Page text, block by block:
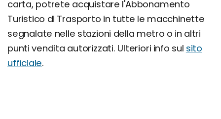
carta, potrete acquistare l'Abbonamento
Turistico di Trasporto in tutte le macchinette
segnalate nelle stazioni della metro o in altri
punti vendita autorizzati. Ulteriori info sul sito
ufficiale.